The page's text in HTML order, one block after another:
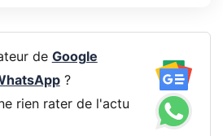
de Google
?
rien rater de l'actu